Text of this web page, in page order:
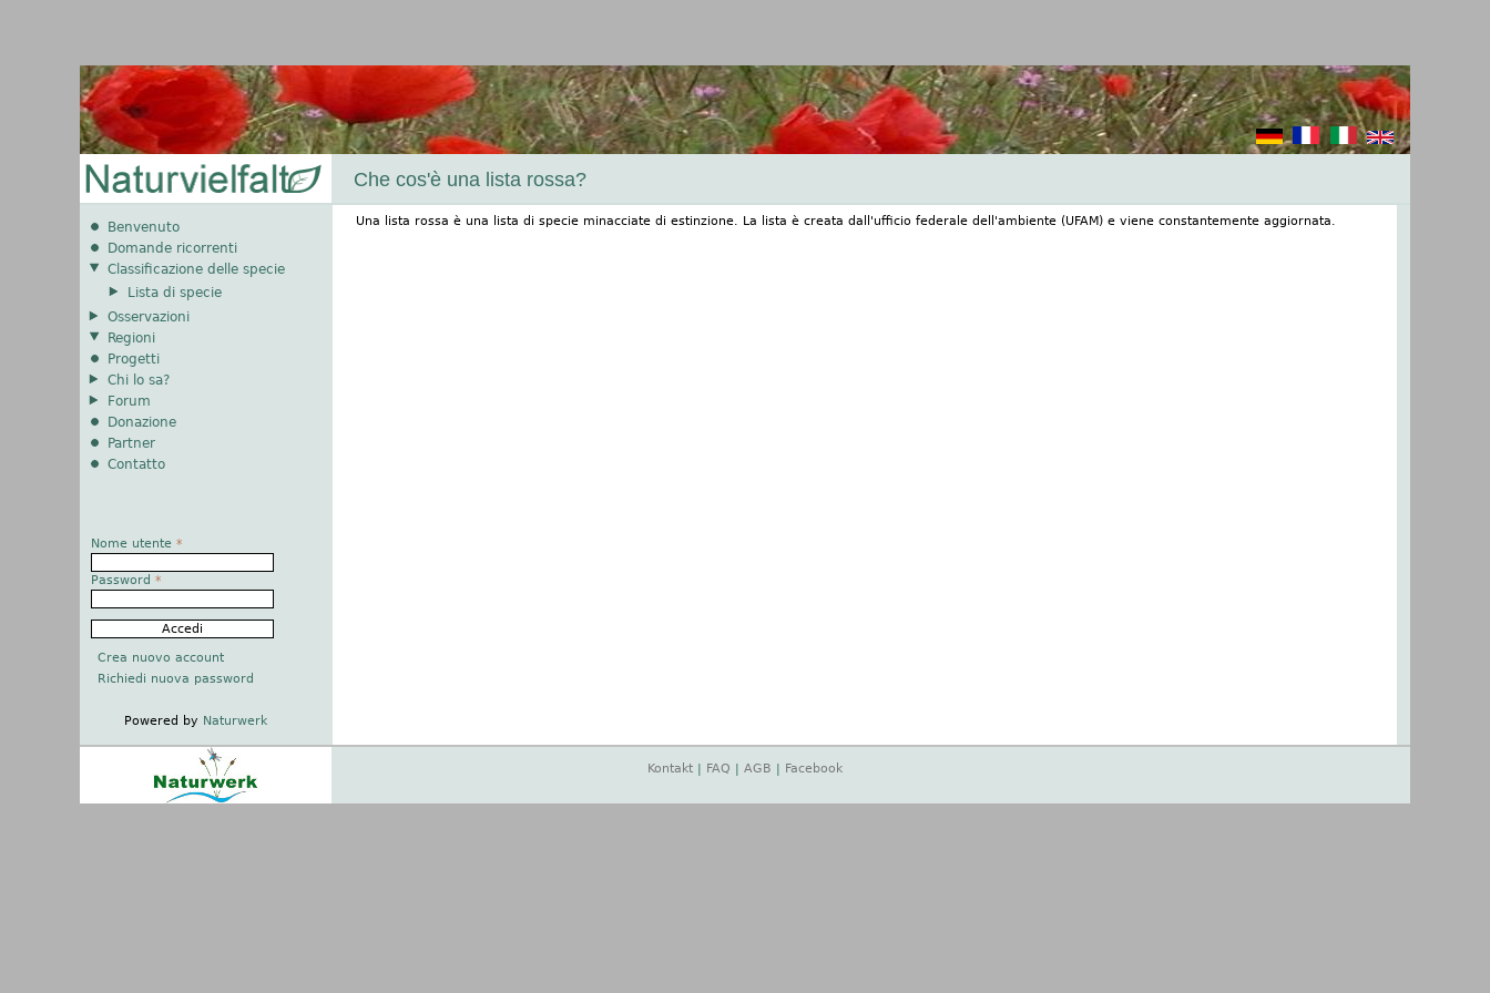
Che cos'è una lista rossa?
Una lista rossa è una lista di specie minacciate di estinzione. La lista è creata dall'ufficio federale dell'ambiente (UFAM) e viene constantemente aggiornata.
Benvenuto
Domande ricorrenti
Classificazione delle specie
Lista di specie
Osservazioni
Regioni
Progetti
Chi lo sa?
Forum
Donazione
Partner
Contatto
Nome utente *
Password *
Crea nuovo account
Richiedi nuova password
Powered by Naturwerk
Kontakt FAQ AGB Facebook